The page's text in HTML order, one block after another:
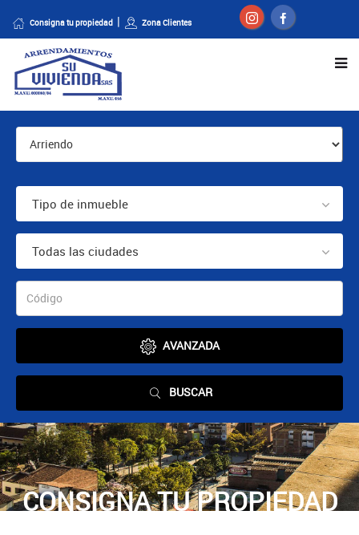
Consigna tu propiedad Zona Clientes
Tipo de inmueble
Todas las ciudades
AVANZADA
BUSCAR
CONSIGNA TU PROPIEDAD